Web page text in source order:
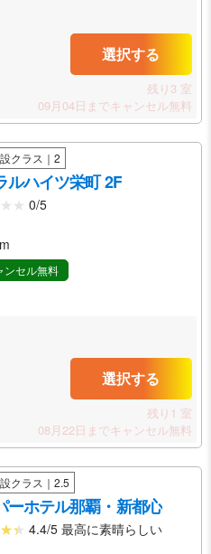
選択する
残り3 室
09月04日までキャンセル無料
クラス｜2
ルハイツ栄町 2F
0/5
ンセル無料
選択する
残り1 室
08月22日までキャンセル無料
クラス｜2.5
ーホテル那覇・新都心
4.4/5 最高に素晴らしい